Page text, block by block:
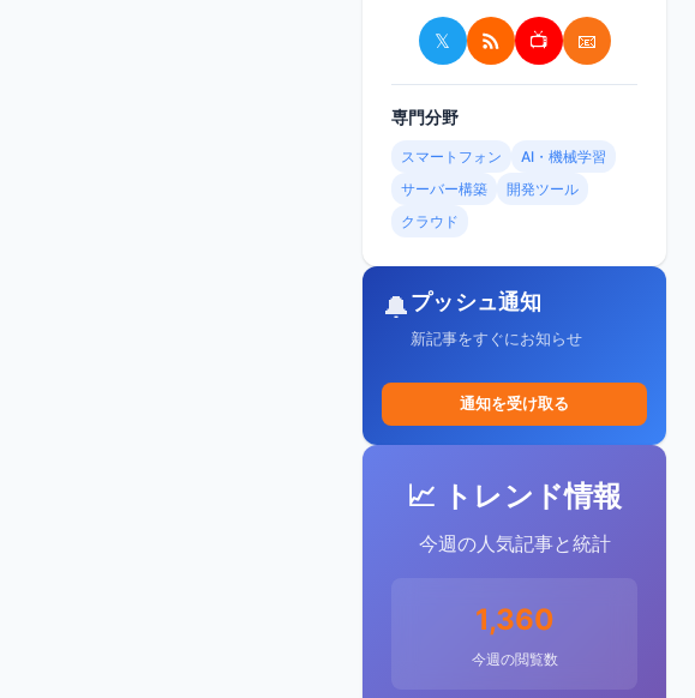
𝕏 📺 📧
専門分野
スマートフォン
AI・機械学習
サーバー構築
開発ツール
クラウド
🔔プッシュ通知
新記事をすぐにお知らせ
通知を受け取る
📈 トレンド情報
今週の人気記事と統計
1,360
今週の閲覧数